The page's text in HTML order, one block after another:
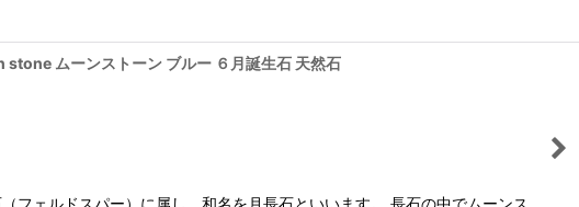
stone ムーンストーン ブルー ６月誕生石 天然石
フェルドスパー）に属し、和名を月長石といいます。 長石の中でムーンス